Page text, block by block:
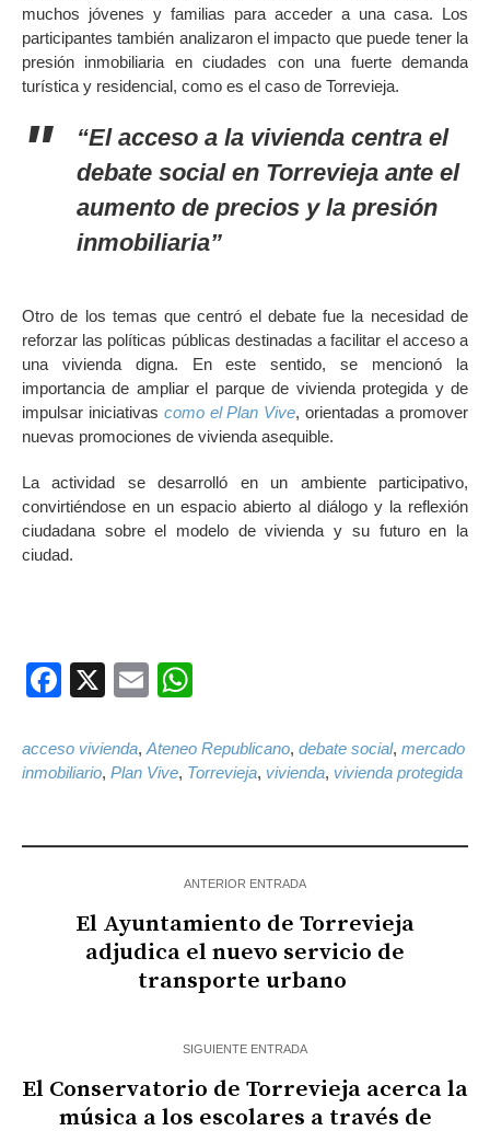
muchos jóvenes y familias para acceder a una casa. Los
participantes también analizaron el impacto que puede tener la
presión inmobiliaria en ciudades con una fuerte demanda
turística y residencial, como es el caso de Torrevieja.
“El acceso a la vivienda centra el
debate social en Torrevieja ante el
aumento de precios y la presión
inmobiliaria”
Otro de los temas que centró el debate fue la necesidad de
reforzar las políticas públicas destinadas a facilitar el acceso a
una vivienda digna. En este sentido, se mencionó la
importancia de ampliar el parque de vivienda protegida y de
impulsar iniciativas como el Plan Vive, orientadas a promover
nuevas promociones de vivienda asequible.
La actividad se desarrolló en un ambiente participativo,
convirtiéndose en un espacio abierto al diálogo y la reflexión
ciudadana sobre el modelo de vivienda y su futuro en la
ciudad.
Facebook
X Email
acceso vivienda, Ateneo Republicano, debate social, mercado
inmobiliario, Plan Vive, Torrevieja, vivienda, vivienda protegida
ANTERIOR ENTRADA
El Ayuntamiento de Torrevieja
adjudica el nuevo servicio de
transporte urbano
SIGUIENTE ENTRADA
El Conservatorio de Torrevieja acerca la
música a los escolares a través de